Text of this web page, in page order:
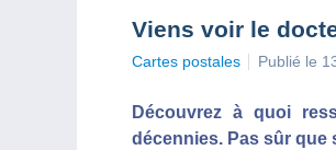
Viens voir le
Cartes postales Publié le
Découvrez à quoi
décennies. Pas sûr que